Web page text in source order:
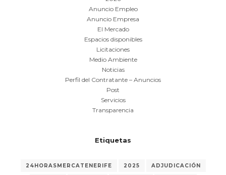
Anuncio Empleo
Anuncio Empresa
El Mercado
Espacios disponibles
Licitaciones
Medio Ambiente
Noticias
Perfil del Contratante – Anuncios
Post
Servicios
Transparencia
Etiquetas
24HORASMERCATENERIFE 2025 ADJUDICACIÓN